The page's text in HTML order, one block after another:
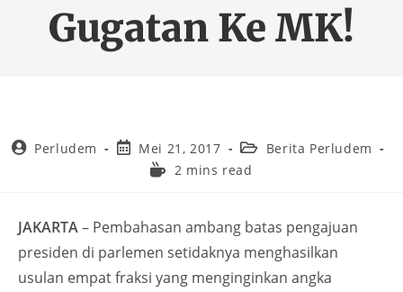
Gugatan Ke MK!
Perludem Mei 21, 2017
Berita Perludem
2 mins read
JAKARTA– Pembahasan ambang batas pengajuan
presiden di parlemen setidaknya menghasilkan
usulan empat fraksi yang menginginkan angka